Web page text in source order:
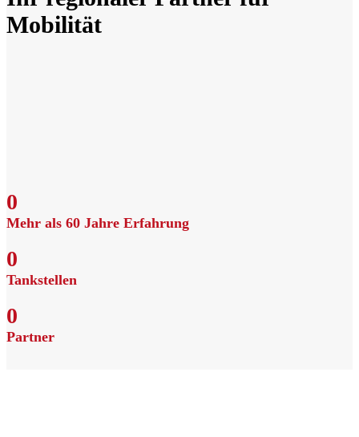
Mobilität
0
Mehr als 60 Jahre Erfahrung
0
Tankstellen
0
Partner